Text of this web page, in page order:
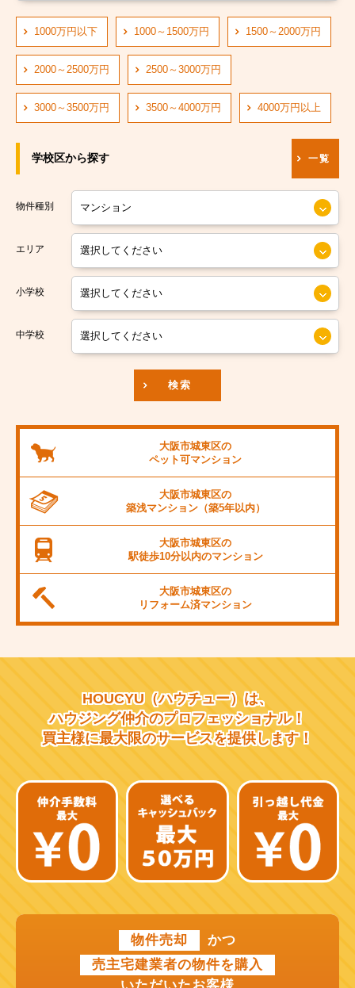
大阪市住吉区
大阪市東住吉区
大阪市西成区
大阪市住之江区
大阪市平野区
大阪市北区
大阪市中央区
大阪市営四つ橋線
阪神なんば線
阪急神戸線
阪堺電軌阪堺線
大阪市営今里筋線
大阪市営堺筋線
南海本線
南海汐見橋線
京阪本線
JR阪和線
JR桜島線
阪堺電軌上町線
東海道新幹線
阪急千里線
JR片町線
近鉄南大阪線
京阪中之島線
近鉄難波線
近鉄けいはんな線
1000万円以下 1000～1500万円 1500～2000万円
2000～2500万円 2500～3000万円
3000～3500万円 3500～4000万円 4000万円以上
学校区から探す 一覧
物件種別
エリア
小学校
中学校
検索
大阪市城東区の
ペット可マンション
大阪市城東区の
築浅マンション（築5年以内）
大阪市城東区の
駅徒歩10分以内のマンション
大阪市城東区の
リフォーム済マンション
HOUCYU（ハウチュー）は、
ハウジング仲介のプロフェッショナル！
買主様に最大限のサービスを提供します！
物件売却
かつ
売主宅建業者の物件を購入